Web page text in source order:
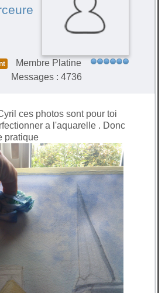
Membre Platine
Messages : 4736
ces photos sont pour toi
a l'aquarelle . Donc
pratique